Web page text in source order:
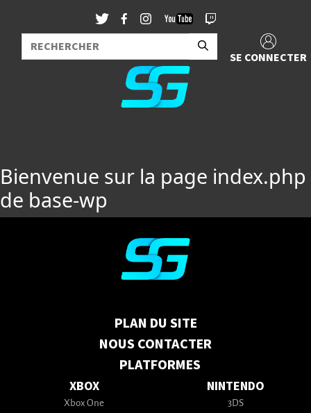
SE CONNECTER
Bienvenue sur la page index.php
de base-wp
PLAN DU SITE
NOUS CONTACTER
PLATFORMES
XBOX
Xbox One
NINTENDO
3DS